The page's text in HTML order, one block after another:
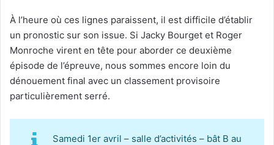
À l’heure où ces lignes paraissent, il est difficile d’établir
un pronostic sur son issue. Si Jacky Bourget et Roger
Monroche virent en tête pour aborder ce deuxième
épisode de l’épreuve, nous sommes encore loin du
dénouement final avec un classement provisoire
particulièrement serré.
Samedi 1er avril – salle d’activités – bât B au